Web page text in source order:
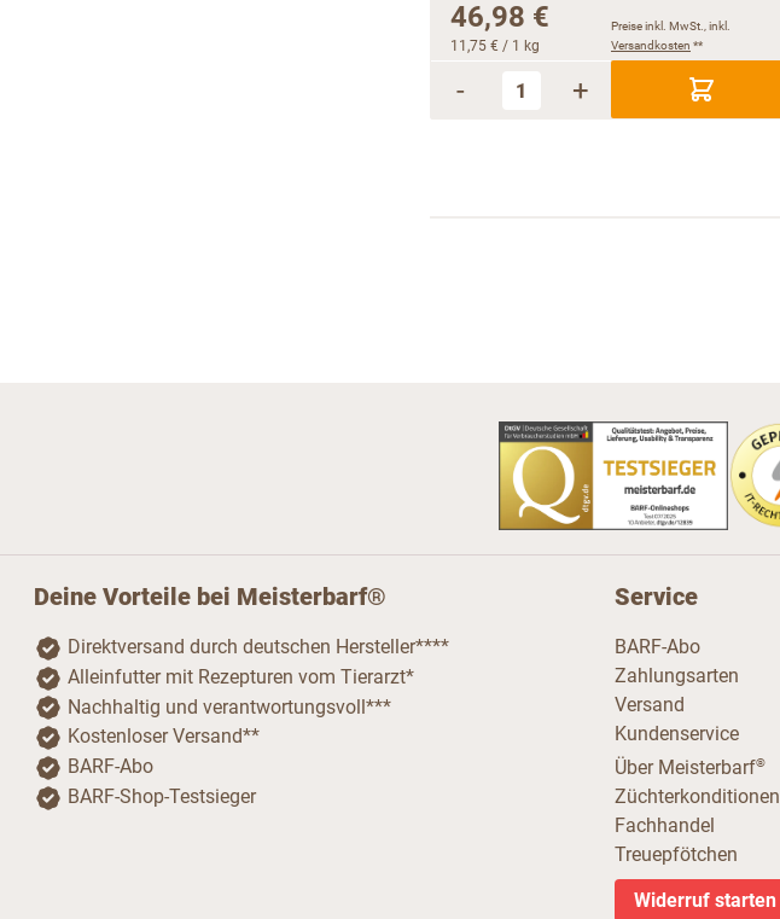
46,98 €
11,75 € / 1 kg
Preise inkl. MwSt., inkl.
Versandkosten **
- +
Deine Vorteile bei Meisterbarf®
Direktversand durch deutschen Hersteller****
Alleinfutter mit Rezepturen vom Tierarzt*
Nachhaltig und verantwortungsvoll***
Kostenloser Versand**
BARF-Abo
BARF-Shop-Testsieger
Service
BARF-Abo
Zahlungsarten
Versand
Kundenservice
Über Meisterbarf®
Züchterkonditionen
Fachhandel
Treuepfötchen
Widerruf starten